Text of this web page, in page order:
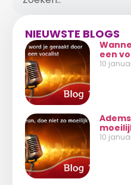
NIEUWSTE BLOGS
een
10
10